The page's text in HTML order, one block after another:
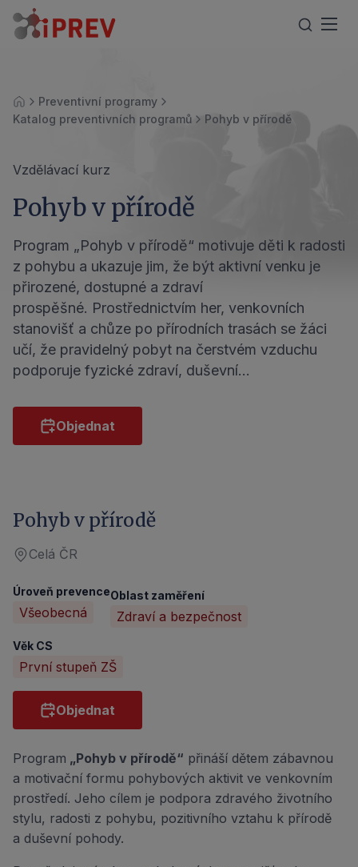
ÚvodPreventivní programy
Katalog preventivních programů
Pohyb v přírodě
Vzdělávací kurz
Pohyb v přírodě
Program „Pohyb v přírodě“ motivuje děti k radosti
z pohybu a ukazuje jim, že být aktivní venku je
přirozené, dostupné a zdraví
prospěšné. Prostřednictvím her, venkovních
stanovišť a chůze po přírodních trasách se žáci
učí, že pravidelný pobyt na čerstvém vzduchu
podporuje fyzické zdraví, duševní…
Objednat
Pohyb v přírodě
Celá ČR
Úroveň prevence
Všeobecná
Oblast zaměření
Zdraví a bezpečnost
Věk CS
První stupeň ZŠ
Objednat
Program „Pohyb v přírodě“ přináší dětem zábavnou
a motivační formu pohybových aktivit ve venkovním
prostředí. Jeho cílem je podpora zdravého životního
stylu, radosti z pohybu, pozitivního vztahu k přírodě
a duševní pohody.